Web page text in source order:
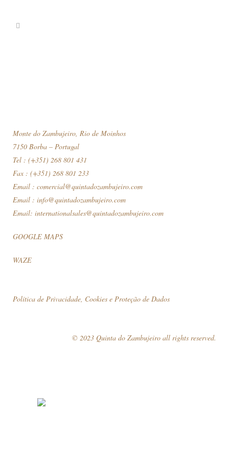
Monte do Zambujeiro, Rio de Moinhos
7150 Borba – Portugal
Tel : (+351) 268 801 431
Fax : (+351) 268 801 233
Email : comercial@quintadozambujeiro.com
Email : info@quintadozambujeiro.com
Email: internationalsales@quintadozambujeiro.com
GOOGLE MAPS
WAZE
Política de Privacidade, Cookies e Proteção de Dados
© 2023 Quinta do Zambujeiro all rights reserved.